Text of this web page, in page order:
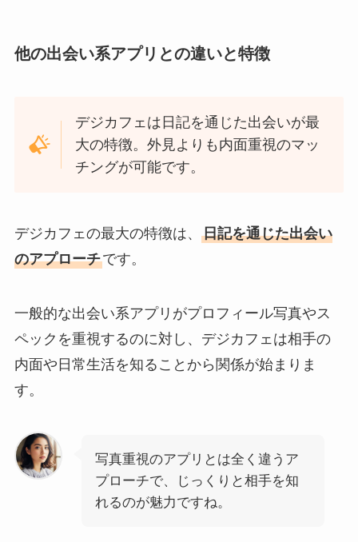
他の出会い系アプリとの違いと特徴
デジカフェは日記を通じた出会いが最
大の特徴。外見よりも内面重視のマッ
チングが可能です。
デジカフェの最大の特徴は、 日記を通じた出会い
のアプローチです。
一般的な出会い系アプリがプロフィール写真やス
ペックを重視するのに対し、デジカフェは相手の
内面や日常生活を知ることから関係が始まりま
す。
写真重視のアプリとは全く違うア
プローチで、じっくりと相手を知
れるのが魅力ですね。